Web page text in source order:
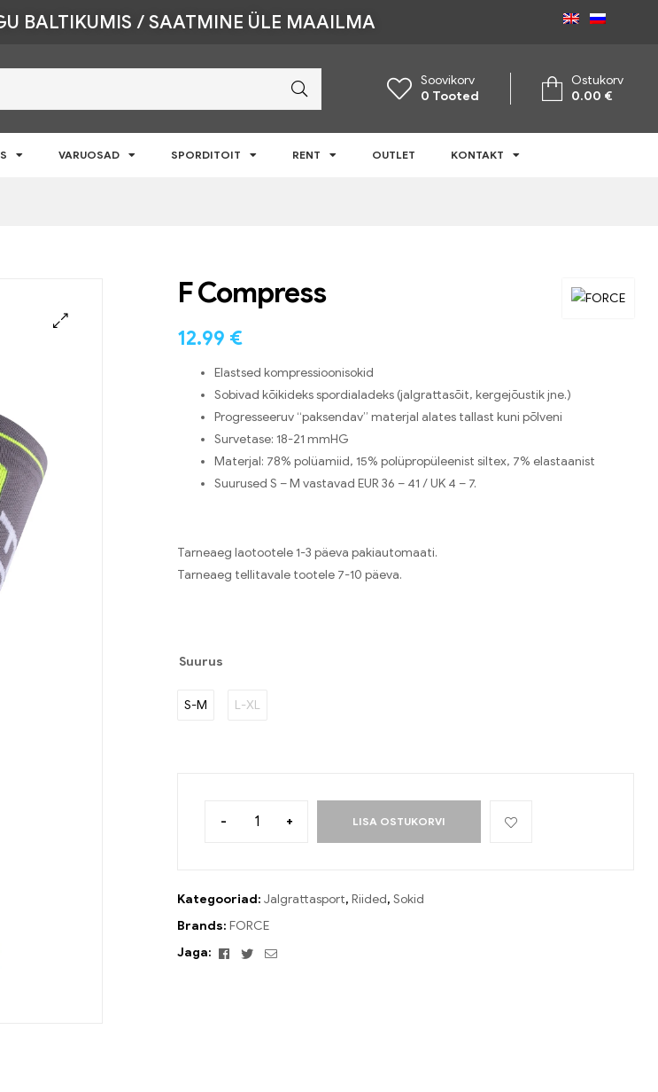
BALTIKUMIS / SAATMINE ÜLE MAAILMA
Soovikorv
0 Tooted
Ostukorv
0.00 €
VARUOSAD SPORDITOIT RENT OUTLET KONTAKT
F Compress
12.99 €
Elastsed kompressioonisokid
Sobivad kõikideks spordialadeks (jalgrattasõit, kergejõustik jne.)
Progresseeruv “paksendav” materjal alates tallast kuni põlveni
Survetase: 18-21 mmHG
Materjal: 78% polüamiid, 15% polüpropüleenist siltex, 7% elastaanist
Suurused S – M vastavad EUR 36 – 41 / UK 4 – 7.
Tarneaeg laotootele 1-3 päeva pakiautomaati.
Tarneaeg tellitavale tootele 7-10 päeva.
Suurus
S-M L-XL
- + LISA OSTUKORVI
Kategooriad: Jalgrattasport, Riided, Sokid
Brands: FORCE
Jaga:
Facebook
TwitterEmail